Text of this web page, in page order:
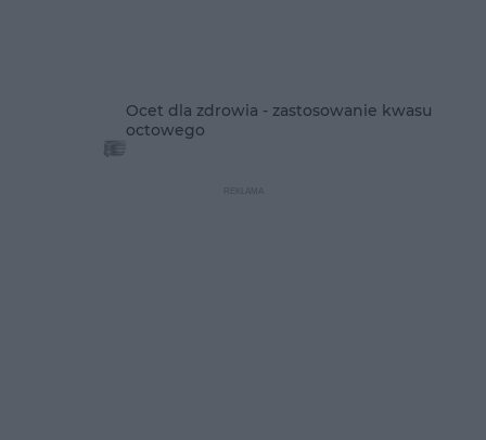
Ocet dla zdrowia - zastosowanie kwasu
octowego